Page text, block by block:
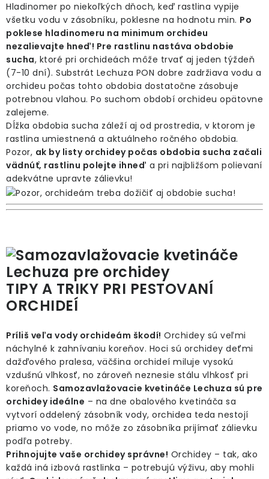
Hladinomer po niekoľkých dňoch, keď rastlina vypije
všetku vodu v zásobníku, poklesne na hodnotu min. Po
poklese hladinomeru na minimum orchideu
nezalievajte hneď! Pre rastlinu nastáva obdobie
sucha, ktoré pri orchideách môže trvať aj jeden týždeň
(7-10 dní). Substrát Lechuza PON dobre zadržiava vodu a
orchideu počas tohto obdobia dostatočne zásobuje
potrebnou vlahou. Po suchom období orchideu opätovne
zalejeme.
Dĺžka obdobia sucha záleží aj od prostredia, v ktorom je
rastlina umiestnená a aktuálneho ročného obdobia.
Pozor, ak by listy orchidey počas obdobia sucha začali
vädnúť, rastlinu polejte ihneď a pri najbližšom polievaní
adekvátne upravte zálievku!
TIPY A TRIKY PRI PESTOVANÍ
ORCHIDEÍ
Príliš veľa vody orchideám škodí! Orchidey sú veľmi
náchylné k zahnívaniu koreňov. Hoci sú orchidey deťmi
dažďového pralesa, väčšina orchideí miluje vysokú
vzdušnú vlhkosť, no zároveň neznesie stálu vlhkosť pri
koreňoch. Samozavlažovacie kvetináče Lechuza sú pre
orchidey ideálne – na dne obalového kvetináča sa
vytvorí oddelený zásobník vody, orchidea teda nestojí
priamo vo vode, no môže zo zásobníka prijímať zálievku
podľa potreby.
Prihnojujte vaše orchidey správne! Orchidey – tak, ako
každá iná izbová rastlinka – potrebujú výživu, aby mohli